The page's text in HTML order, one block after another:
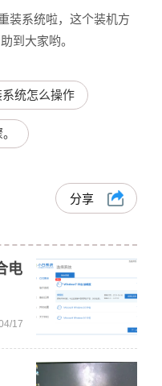
装系统啦，这个装机方
到大家哟。
统怎么操作
分享
电
17